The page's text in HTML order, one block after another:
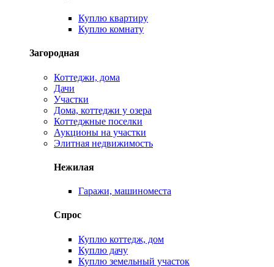
Куплю квартиру
Куплю комнату
Загородная
Коттеджи, дома
Дачи
Участки
Дома, коттеджи у озера
Коттеджные поселки
Аукционы на участки
Элитная недвижимость
Нежилая
Гаражи, машиноместа
Спрос
Куплю коттедж, дом
Куплю дачу
Куплю земельный участок